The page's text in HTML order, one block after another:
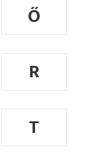
Ő
R
T